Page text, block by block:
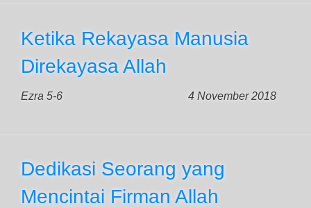
Ketika Rekayasa Manusia
Direkayasa Allah
Ezra 5-6 4 November 2018
Dedikasi Seorang yang
Mencintai Firman Allah